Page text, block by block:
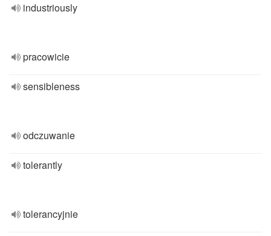
industriously
pracowicie
sensibleness
odczuwanie
tolerantly
tolerancyjnie